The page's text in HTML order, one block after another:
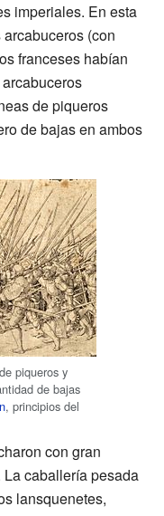
imperiales. En esta
arcabuceros (con
franceses habían
de piqueros
de bajas en ambos
piqueros y
de bajas
, principios del
con gran
caballería pesada
lansquenetes,